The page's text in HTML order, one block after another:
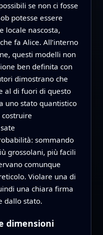
se non ci fosse
potesse essere
locale nascosta,
fa Alice. All’interno
questi modelli non
ben definita con
dimostrano che
al di fuori di questo
uno stato quantistico
sommando
grossolani, più facili
comunque
Violare una di
una chiara firma
dallo stato.
dimensioni